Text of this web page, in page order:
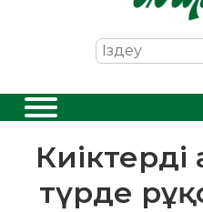
Киіктерді
түрде